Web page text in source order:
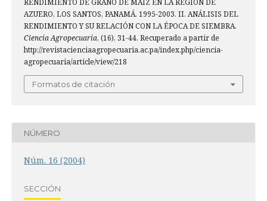
RENDIMIENTO DE GRANO DE MAÍZ EN LA REGIÓN DE
AZUERO, LOS SANTOS, PANAMÁ. 1995-2003. II. ANÁLISIS DEL
RENDIMIENTO Y SU RELACIÓN CON LA ÉPOCA DE SIEMBRA.
Ciencia Agropecuaria, (16), 31-44. Recuperado a partir de
http://revistacienciaagropecuaria.ac.pa/index.php/ciencia-
agropecuaria/article/view/218
Formatos de citación
NÚMERO
Núm. 16 (2004)
SECCIÓN